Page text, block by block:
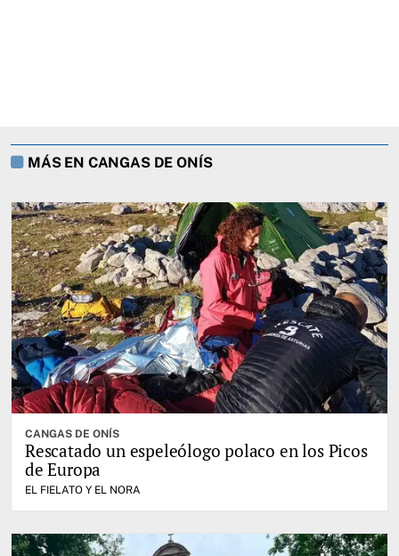
MÁS EN CANGAS DE ONÍS
CANGAS DE ONÍS
Rescatado un espeleólogo polaco en los Picos
de Europa
EL FIELATO Y EL NORA